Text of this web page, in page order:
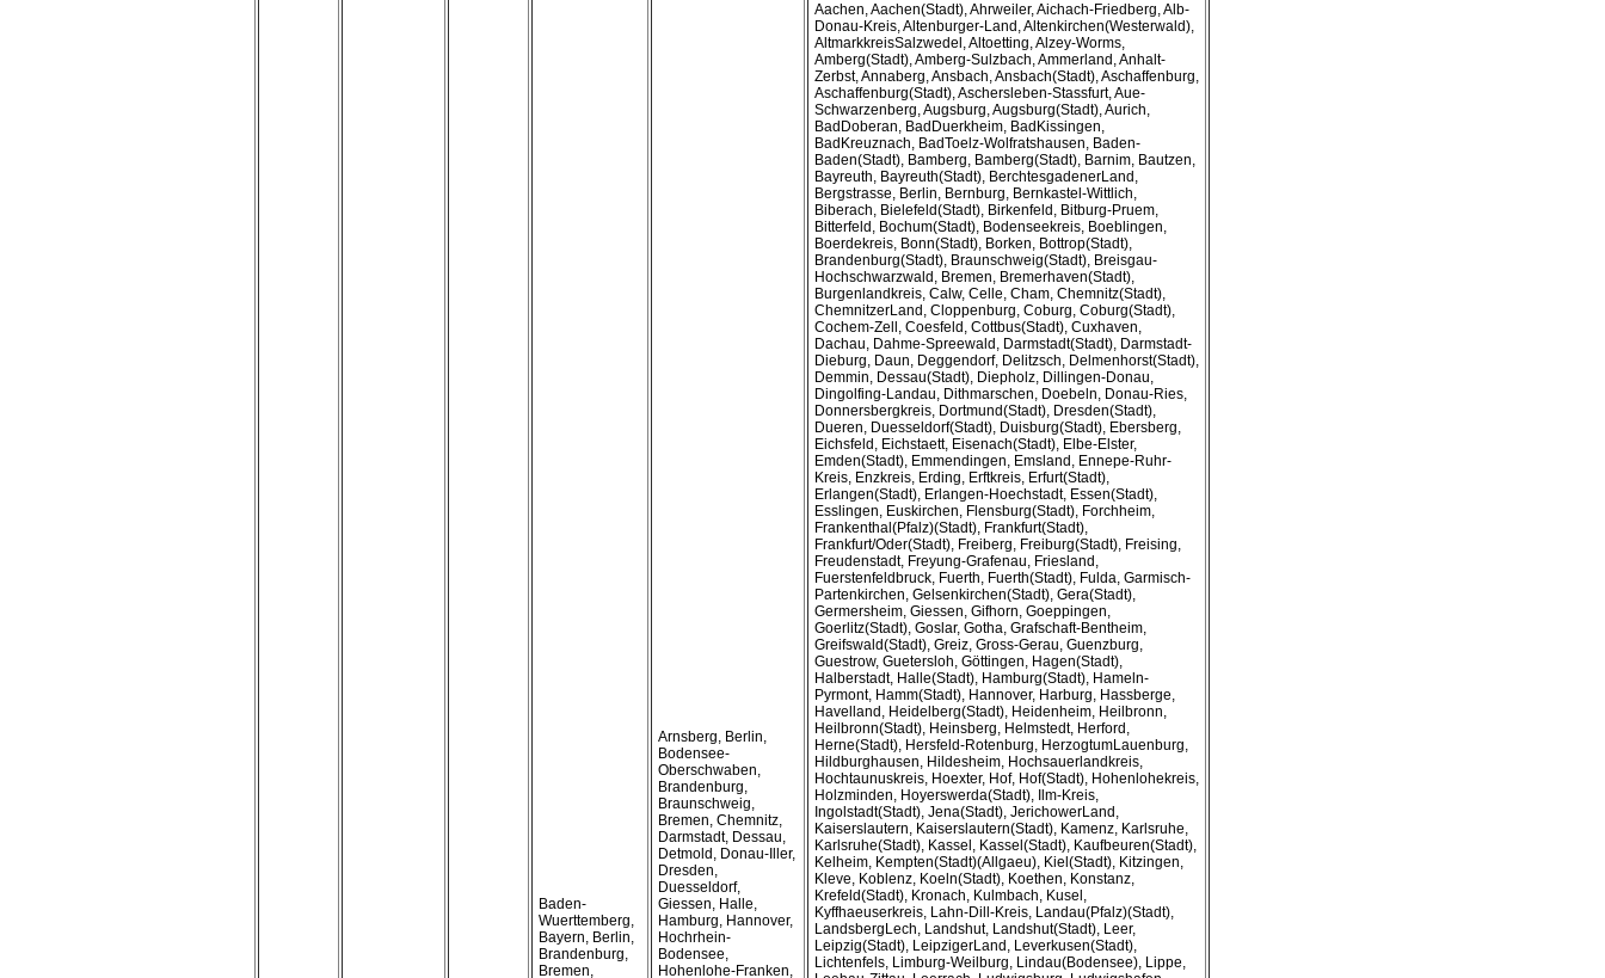
Baden-
Wuerttemberg,
Bayern, Berlin,
Brandenburg,
Bremen,
Arnsberg, Berlin,
Bodensee-
Oberschwaben,
Brandenburg,
Braunschweig,
Bremen, Chemnitz,
Darmstadt, Dessau,
Detmold, Donau-Iller,
Dresden,
Duesseldorf,
Giessen, Halle,
Hamburg, Hannover,
Hochrhein-
Bodensee,
Hohenlohe-Franken,
Aachen, Aachen(Stadt), Ahrweiler, Aichach-Friedberg, Alb-
Donau-Kreis, Altenburger-Land, Altenkirchen(Westerwald),
AltmarkkreisSalzwedel, Altoetting, Alzey-Worms,
Amberg(Stadt), Amberg-Sulzbach, Ammerland, Anhalt-
Zerbst, Annaberg, Ansbach, Ansbach(Stadt), Aschaffenburg,
Aschaffenburg(Stadt), Aschersleben-Stassfurt, Aue-
Schwarzenberg, Augsburg, Augsburg(Stadt), Aurich,
BadDoberan, BadDuerkheim, BadKissingen,
BadKreuznach, BadToelz-Wolfratshausen, Baden-
Baden(Stadt), Bamberg, Bamberg(Stadt), Barnim, Bautzen,
Bayreuth, Bayreuth(Stadt), BerchtesgadenerLand,
Bergstrasse, Berlin, Bernburg, Bernkastel-Wittlich,
Biberach, Bielefeld(Stadt), Birkenfeld, Bitburg-Pruem,
Bitterfeld, Bochum(Stadt), Bodenseekreis, Boeblingen,
Boerdekreis, Bonn(Stadt), Borken, Bottrop(Stadt),
Brandenburg(Stadt), Braunschweig(Stadt), Breisgau-
Hochschwarzwald, Bremen, Bremerhaven(Stadt),
Burgenlandkreis, Calw, Celle, Cham, Chemnitz(Stadt),
ChemnitzerLand, Cloppenburg, Coburg, Coburg(Stadt),
Cochem-Zell, Coesfeld, Cottbus(Stadt), Cuxhaven,
Dachau, Dahme-Spreewald, Darmstadt(Stadt), Darmstadt-
Dieburg, Daun, Deggendorf, Delitzsch, Delmenhorst(Stadt),
Demmin, Dessau(Stadt), Diepholz, Dillingen-Donau,
Dingolfing-Landau, Dithmarschen, Doebeln, Donau-Ries,
Donnersbergkreis, Dortmund(Stadt), Dresden(Stadt),
Dueren, Duesseldorf(Stadt), Duisburg(Stadt), Ebersberg,
Eichsfeld, Eichstaett, Eisenach(Stadt), Elbe-Elster,
Emden(Stadt), Emmendingen, Emsland, Ennepe-Ruhr-
Kreis, Enzkreis, Erding, Erftkreis, Erfurt(Stadt),
Erlangen(Stadt), Erlangen-Hoechstadt, Essen(Stadt),
Esslingen, Euskirchen, Flensburg(Stadt), Forchheim,
Frankenthal(Pfalz)(Stadt), Frankfurt(Stadt),
Frankfurt/Oder(Stadt), Freiberg, Freiburg(Stadt), Freising,
Freudenstadt, Freyung-Grafenau, Friesland,
Fuerstenfeldbruck, Fuerth, Fuerth(Stadt), Fulda, Garmisch-
Partenkirchen, Gelsenkirchen(Stadt), Gera(Stadt),
Germersheim, Giessen, Gifhorn, Goeppingen,
Goerlitz(Stadt), Goslar, Gotha, Grafschaft-Bentheim,
Greifswald(Stadt), Greiz, Gross-Gerau, Guenzburg,
Guestrow, Guetersloh, Göttingen, Hagen(Stadt),
Halberstadt, Halle(Stadt), Hamburg(Stadt), Hameln-
Pyrmont, Hamm(Stadt), Hannover, Harburg, Hassberge,
Havelland, Heidelberg(Stadt), Heidenheim, Heilbronn,
Heilbronn(Stadt), Heinsberg, Helmstedt, Herford,
Herne(Stadt), Hersfeld-Rotenburg, HerzogtumLauenburg,
Hildburghausen, Hildesheim, Hochsauerlandkreis,
Hochtaunuskreis, Hoexter, Hof, Hof(Stadt), Hohenlohekreis,
Holzminden, Hoyerswerda(Stadt), Ilm-Kreis,
Ingolstadt(Stadt), Jena(Stadt), JerichowerLand,
Kaiserslautern, Kaiserslautern(Stadt), Kamenz, Karlsruhe,
Karlsruhe(Stadt), Kassel, Kassel(Stadt), Kaufbeuren(Stadt),
Kelheim, Kempten(Stadt)(Allgaeu), Kiel(Stadt), Kitzingen,
Kleve, Koblenz, Koeln(Stadt), Koethen, Konstanz,
Krefeld(Stadt), Kronach, Kulmbach, Kusel,
Kyffhaeuserkreis, Lahn-Dill-Kreis, Landau(Pfalz)(Stadt),
LandsbergLech, Landshut, Landshut(Stadt), Leer,
Leipzig(Stadt), LeipzigerLand, Leverkusen(Stadt),
Lichtenfels, Limburg-Weilburg, Lindau(Bodensee), Lippe,